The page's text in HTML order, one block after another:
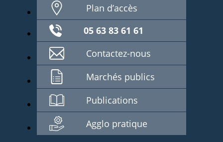
Plan d’accès
05 63 83 61 61
Contactez-nous
Marchés publics
Publications
Agglo pratique